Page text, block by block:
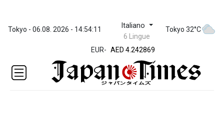
Tokyo - 06.08. 2026 - 14:54:11 Italiano
6 Lingue
Tokyo 32°C
EUR-
ZWL 372.008603
AED 4.242869
AED 4.242869
AFN 76.250342
ALL 93.247528
AMD